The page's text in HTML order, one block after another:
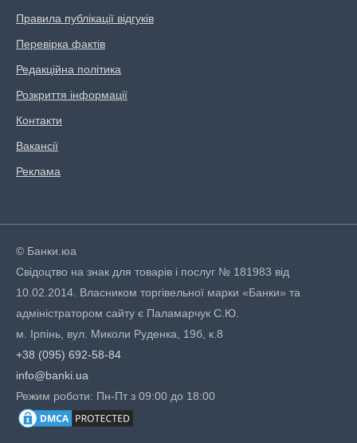
Правила публікації відгуків
Перевірка фактів
Редакційна політика
Розкриття інформації
Контакти
Вакансії
Реклама
© Банки.юа
Свідоцтво на знак для товарів і послуг № 181983 від
10.02.2014. Власником торгівельної марки «Банки» та
адміністратором сайту є Паламарчук С.Ю.
м. Ірпінь, вул. Миколи Руденка, 19б, к.8
+38 (095) 692-58-84
info@banki.ua
Режим роботи: Пн-Пт з 09:00 до 18:00